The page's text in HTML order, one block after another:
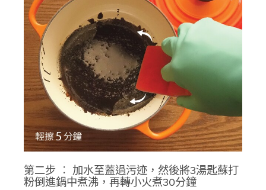
第二步 ︰ 加水至蓋過污迹，然後將3湯匙蘇打
粉倒進鍋中煮沸，再轉小火煮30分鐘